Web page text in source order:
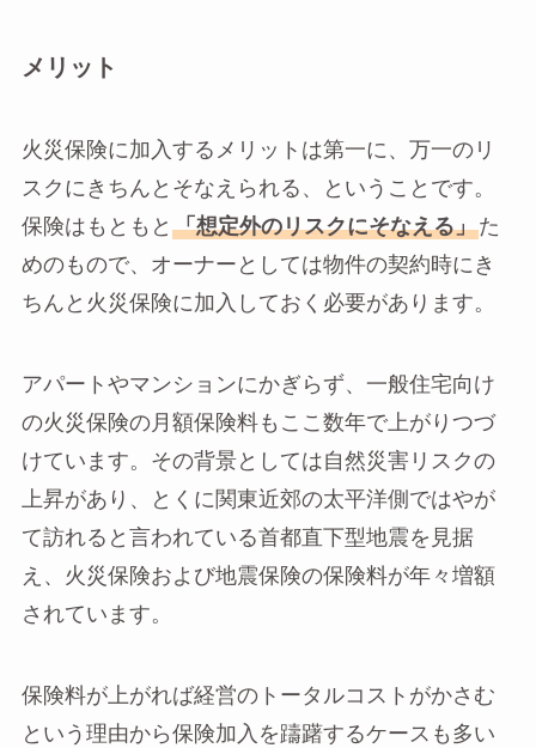
メリット
火災保険に加入するメリットは第一に、万一のリ
スクにきちんとそなえられる、ということです。
保険はもともと 「想定外のリスクにそなえる」た
めのもので、オーナーとしては物件の契約時にき
ちんと火災保険に加入しておく必要があります。
アパートやマンションにかぎらず、一般住宅向け
の火災保険の月額保険料もここ数年で上がりつづ
けています。その背景としては自然災害リスクの
上昇があり、とくに関東近郊の太平洋側ではやが
て訪れると言われている首都直下型地震を見据
え、火災保険および地震保険の保険料が年々増額
されています。
保険料が上がれば経営のトータルコストがかさむ
という理由から保険加入を躊躇するケースも多い